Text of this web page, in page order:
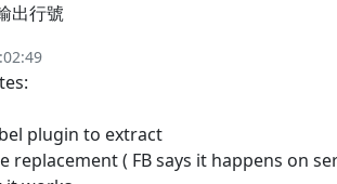
出行號
plugin to extract
replacement ( FB says it happens on